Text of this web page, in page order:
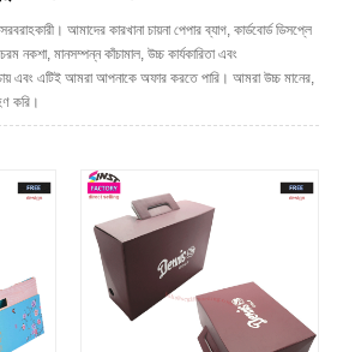
আমাদের কারখানা চায়না পেপার ব্যাগ, কার্ডবোর্ড ডিসপ্লে
নকশা, মানসম্পন্ন কাঁচামাল, উচ্চ কার্যকারিতা এবং
এবং এটিই আমরা আপনাকে অফার করতে পারি। আমরা উচ্চ মানের,
করি।